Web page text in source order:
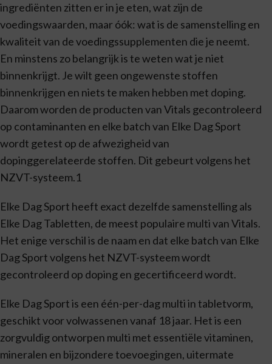
ingrediënten zitten er in je eten, wat zijn de
voedingswaarden, maar óók: wat is de samenstelling en
kwaliteit van de voedingssupplementen die je neemt.
En minstens zo belangrijk is te weten wat je niet
binnenkrijgt. Je wilt geen ongewenste stoffen
binnenkrijgen en niets te maken hebben met doping.
Daarom worden de producten van Vitals gecontroleerd
op contaminanten en elke batch van Elke Dag Sport
wordt getest op de afwezigheid van
dopinggerelateerde stoffen. Dit gebeurt volgens het
NZVT-systeem.1
Elke Dag Sport heeft exact dezelfde samenstelling als
Elke Dag Tabletten, de meest populaire multi van Vitals.
Het enige verschil is de naam en dat elke batch van Elke
Dag Sport volgens het NZVT-systeem wordt
gecontroleerd op doping en gecertificeerd wordt.
Elke Dag Sport is een één-per-dag multi in tabletvorm,
geschikt voor volwassenen vanaf 18 jaar. Het is een
zorgvuldig ontworpen multi met essentiële vitaminen,
mineralen en bijzondere toevoegingen, uitermate